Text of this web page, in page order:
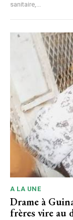
sanitaire,...
A LA UNE
Drame à
frères vire au